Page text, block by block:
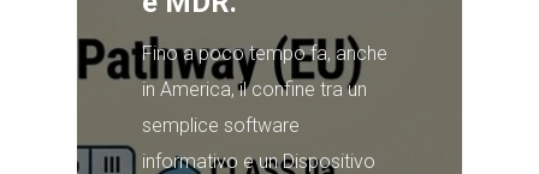
Fino a poco tempo fa, anche
in America, il confine tra un
semplice software
informativo e un Dispositivo